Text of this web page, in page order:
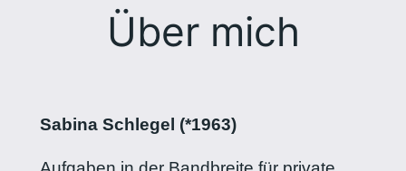
Über mich
Sabina Schlegel (*1963)